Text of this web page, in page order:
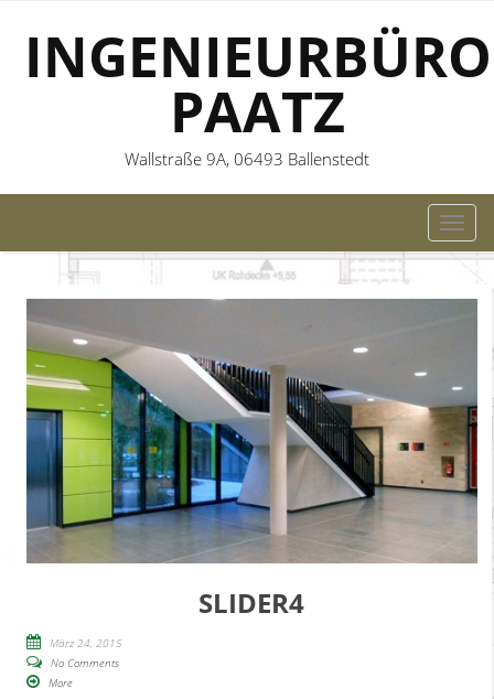
INGENIEURBÜRO
PAATZ
Wallstraße 9A, 06493 Ballenstedt
SLIDER4
März 24, 2015
No Comments
More